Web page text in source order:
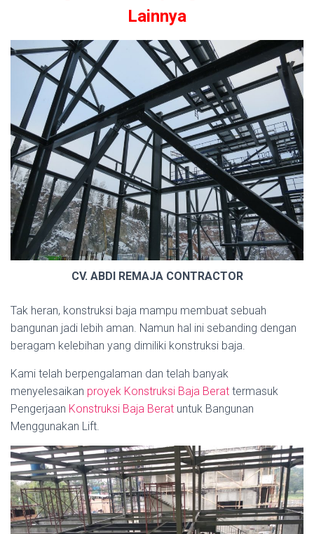
Lainnya
CV. ABDI REMAJA CONTRACTOR
Tak heran, konstruksi baja mampu membuat sebuah
bangunan jadi lebih aman. Namun hal ini sebanding dengan
beragam kelebihan yang dimiliki konstruksi baja.
Kami telah berpengalaman dan telah banyak
menyelesaikan proyek Konstruksi Baja Berat termasuk
Pengerjaan Konstruksi Baja Berat untuk Bangunan
Menggunakan Lift.